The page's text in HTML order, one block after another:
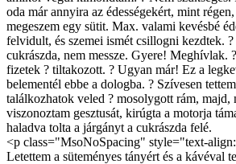
oda már annyira az édességekért, mint
megeszem egy sütit. Max. valami kevésbé
felvidult, és szemei ismét csillogni kezdtek.
cukrászda, nem messze. Gyere! Meghívlak.
fizetek ? tiltakozott. ? Ugyan már! Ez a
belementél ebbe a dologba. ? Szívesen
találkozhatok veled ? mosolygott rám, majd,
viszonoztam gesztusát, kirúgta a motorja
haladva tolta a járgányt a cukrászda felé.
<p class="MsoNoSpacing" style="text-
Letettem a süteményes tányért és a kávéval teli csészémet a cukrászda asztalára, és leültem Kivivel szemben. Ő mosolyogva nézett rám, majd leszegte a fejét, és a szájába vette a réteséből levágott darabot. Talán egy kis zavart, kényelmetlenséget véltem felfedezni az arcán. Igaz, csak alig egy perce léptünk be az ajtón, az azóta eltelt idő java részét pedig kitöltötte a rendelés, mégis kényelmetlenül hosszúra nyúlt köztünk a csend. Amikor észrevettem, milyen mereven bámulom, inkább én is lehajtottam a fejem és, mintha csak az kötné le minden figyelmemet, gondosan leszeltem egy darabot a süteményemből, hogy aztán a számba vegyem. ? Hm! Nem is olyan rossz ? viccelődtem, amivel sikerült ismét mosolyt csalnom az arcára. ? Szeretem cukrászdába vinni a lányokat randizni ? vallotta be. ? Kellemes a légkör, és a sok cukor is felpörget? Elűzi a zavaromat. ? Randizni, mi? ? húztam a számat félmosolyra ironikus hangon, mire ő elpirult zavarában. Persze, ő is tudta, ez nem épp egy randi, de azért? Na mindegy. Inkább én is gyorsan témát váltottam, és a mondata másik felére haraptam rá. ? Emlékszem, említetted, hogy te? csak a lányokat szereted. ? Igen ? válaszolta kissé megkönnyebbülve. Úgy tűnt, ez a téma kevésbé érinti érzékenyen. ? A fiúk annyira önteltek tudnak lenni. Marhára büszkék rá, hogy nekik farkuk van ? tette hozzá fanyaros hangon. ? No igen ? gondolkodtam el. Való igaz. A srácok többsége, akit ismerek, valóban, mintha kissé felsőbbrendűnek érezné magát amiatt, hogy az a micsoda ott lóg a lába között. Bár az összefüggés számomra egyáltalán nem tűnt annyira direktnek. Amellett pedig, amire képesek, amellett részemről nyugodtan érezhetik magukat felsőbbrendűnek. Néha még nekem is szükségem van egy nagy, erős valakire magam mellett, akivel biztonságban érzem magam, és aki irányít. ? De azért nem olyan rossz az ? kaptam észbe, hogy talán túlságosan is elkalandoztam. ? Néha azért az sem rossz dolog. Én speciel szívesen veszem, ha egyik-másik be akarja csempészni nekem a lompost. ? Főleg Erik, mi? ? kuncogott. ? Erik éppenséggel nem. ? Hogyhogy? ? csodálkozott el. ? Leginkább azért, mert ő csak kitalált karakter. ? Nem azt mondtad, hogy a történeteid valóságosak? ? Inkább azt, hogy valós elemekre építettem. A karaktereim többsége tényleg valós személy, de sok a kitalált is. Ilyen például Erik is? Mondtam, hogy B tulajdonképpen annak a keveréke, ami én vagyok, és ami lenni szeretnék. Nekem sosem volt ilyen testi-lelki jó barátom? Talán ezért is alkottam meg Eriket. ? Értem.<img src="http://imagestore1.tortenetek.hu/55_107567_1173_72fd773c397ba34444f8afeb791332b5_00b204_301.jpg" border="0" width="435" height="580" style="vertical-align: middle; display: block; margin-left: auto; margin-right: auto;" /> ? De, végeredményben, az sem igaz teljesen, hogy kitalált személy. Javarészt létező személyekből gyúrtam össze. A Mr. Dákóban felemlegetett dolgok például valamilyen formában tényleg megtörténtek, akárcsak az Erik ajándéka című történetemben tárgyalt eset is. Viszont a két történet főhőse nem azonos, és egyik sem áll olyan közel hozzám, mint Erik B-hez. Akinek a szerepét a Mr. Dákóban pl. Erik ellopta, legnagyvonalúbban fogalmazva is csak jó ismerősöm. ? Értelek. De hát, nem is lehet mindig teljesen valós karaktereket használni ? mosolygott. ? Amennyit felvonultattál már, egy igazi női Casanova lennél, ha azt mind megdöntöd. ? Azért annyira nem sokat ? vakartam meg zavaromban az orromat. ? El is gondolkodtam rajta, hogy van-e értelme egyáltalán ilyen nagy feneket keríteni ennek a századik történetnek? Elvégre, amit feltöltöttem, annak a csak egy törtrésze saját. És még abból is csak az Erik ajándékának és az azóta megjelenteknek van valóságalapja ? hadartam, kiadva magamból mindent. ? Bár igaz, hogy a régieknél is sokszor létező személyeket vettem alapul a történetekhez, a Kocsmai szépségek szereplői például, a mesélő kivételével, mint létező személyek? De a nagyobb probléma az, hogy a történeteim túlnyomó többsége csak fordítás. ? Ez egyáltalán nem probléma ? vont vállat. ? Az is elég nagy munka, hogy ennyi mindent lefordítottál, és ilyen minőségben? Szerintem megérdemled, hogy megünnepeld a századikat. ? Úgy gondolod? ? néztem rá. ? Persze. A fordításaidat is imádtam. A Reát, meg a Mindig rád vártamot többször is végigolvastam? már ami eddig kész van. Már nagyon várom a folytatást. Remélem, összejönnek ténylegesen? Mármint Rea és Frey? De a nyomozósat is nagyon szerettem. ? Tényleg? ? mosolyodtam el. Nem azért, mintha annyira meglepett volna, hogy tetszett neki. Inkább csak azért, hogy én is mondjak valamit. ? Ja. Nagy álmom, hogy nyomozó legyek? vagy rendőr? vagy katona. ? Nem épp lányos munkák ? kacagtam. ? Igaz. De én sem vagyok egy kifejezetten lányos lány. ? Ezt elismerem. ? Amikor még a hasfelmetszőt töltötted fel, beszéltük is az akkori barátnőmmel, hogy, egy kicsit olyan, mintha rólunk szólna. Én a nyomozónő szerepébe éltem bele magam, ő meg a szerelméébe. ? Az akkori barátnőddel? ? ismételtem meg a szavait. ? Ez azt jelenti, hogy azóta már vége? ? Igen ? sütötte le a tekintetét egy pillanatra. ? Tudod, én az idősebb nőkre bukom? Ezzel nem is lenne probléma, viszont ő már kezdett egy kicsit anyáskodó lenni, úgyhogy arra jutottam, hogy ez a kapcsolat így nem működik? De hát, így kellett lennie. Kár bánkódni miatta ? mosolyodott el. ? Jó, hogy így fogod fel. ? Ja. Amíg tartott, jó volt, de nem találtam meg benne azt, amit kerestem, szerintem. Bár, mitagadás, vele volt eddig a legjobb az ágyban ? kacagott fel kényszeredetten. ? Miért? Mit kerestél? ? vigyorogtam rá kihívóan, bár igazából magam sem vártam választ. ? Igen? Nos, már amikor az utolsó pasimmal jártam, akkor is fülig bele voltam zúgva a biosztanárnőmbe. Azt hiszem, őt keresem azóta is minden nőben, vagy legalábbis valamely olyan tulajdonságát, ami jellemző volt rá. ? Ejha! ? Nem akartam megbántani, de nem tudtam mást válaszolni. ? Fiatal, frissdiplomás tanár ? mesélte. ? És egyszerűen gyönyörű. Meg aztán? a kisugárzása miatt? ? Egy kissé lehalkította a hangját. ?szóval? minden egyes órájáról felizgulva távoztam. ? Élvezetes órák lehettek ? mosolyogtam, ő pedig elpirult. ? Igen? De, visszatérve a fordításaidra, azokat sem kell szégyellned. Sok mindenkinek megmutattam őket. Büszke is lehetsz rám. Sok olvasót szereztem neked ? kacagott. ? És többen mondták, hogy hihetetlen, milyen sokat foglalkozol vele. ? Na igen. Ez amilyen hobbi nálam ? vontam válla. ? Szeretek írni, meg az ilyen történeteket olvasni is. Angolul meg egy rakat ilyen van. A nyelvérzékem viszont sajnos nem a legjobb, így akkor értem csak meg igazán a történet minden részletét, ha közben fordítom is. Így rákényszerítem magam, hogy minden apró részletnek utánanézzek, amit nem értek. ? Érdekes ? támasztotta meg az állát. ? És csinálsz mást is a szabadidődben? ? Persze. Igazából ez a késő délutáni, kora esti szórakozásom. Úgy hat körül szoktam leülni, hogy, na akkor most fordítok, és legkésőbb tízkor abba szoktam hagyni? De van mellette más hobbim is. Persze. Szoktam úszni, futni, néha elmegyünk a haverokkal szórakozni, vagy csak sörözni? Ha meg arra szottyan kedvem, nézek egy kis pornót ? viccelődtem, bár, végeredményben igazat mondtam. ? Azt én is szoktam ? vallotta be. ? Igazából egy jó ideje már csak az jelenti a szexuális életemet. ? Tényleg? Nincs senki, akivel? ? haraptam el a mondat végét, ő pedig csak megrázta a fejét. ? A tanárnőm meg nem engedi, hogy gyakoroljam is a tananyagot ? vigyorgott. ? Ja. Jó is lenne ? kacagtam fel. ? Gyerekek, ezzel befejeztük a szaporodás